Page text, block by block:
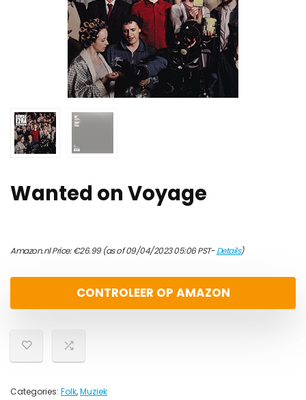
Wanted on Voyage
Amazon.nl Price:€26.99(as of 09/04/2023 05:06 PST-Details)
CONTROLEER OP AMAZON
Categories: Folk,Muziek